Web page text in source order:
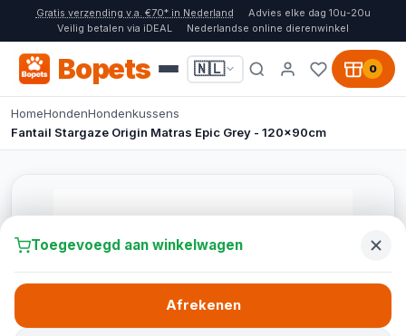
Gratis verzending v.a. €70* in Nederland
Advies elke dag 10u-20u
Veilig betalen via iDEAL
Nederlandse online dierenwinkel
Bopets 🇳🇱 0
HomeHondenHondenkussens
Fantail Stargaze Origin Matras Epic Grey - 120x90cm
Toegevoegd aan winkelwagen
Afrekenen